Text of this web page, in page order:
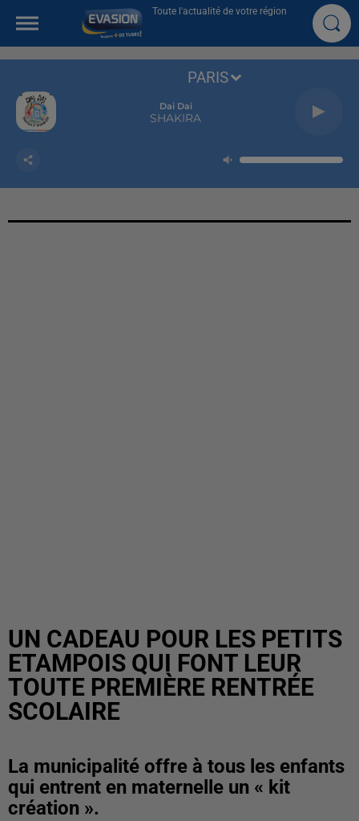
Toute l'actualité de votre région
Dai Dai
SHAKIRA
PARIS
UN CADEAU POUR LES PETITS
ETAMPOIS QUI FONT LEUR
TOUTE PREMIÈRE RENTRÉE
SCOLAIRE
La municipalité offre à tous les enfants
qui entrent en maternelle un « kit
création ».